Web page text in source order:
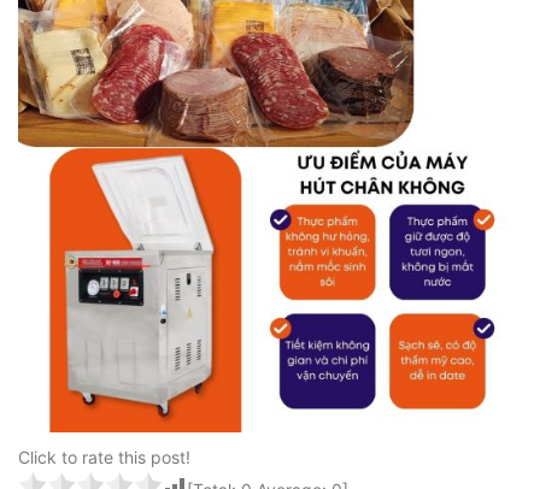
Click to rate this post!